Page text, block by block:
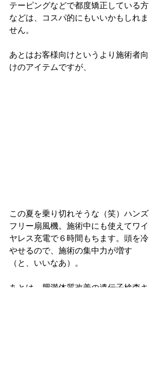
テーピングなどで都度矯正している方
などは、コスパ的にもいいかもしれま
せん。
あとはお客様向けというより施術者向
けのアイテムですが、
この夏を乗り切れそうな（笑）ハンズ
フリー扇風機。施術中にも使えてワイ
ヤレス充電で６時間もちます。頭を冷
やせるので、施術の集中力が増す
（と、いいなあ）。
あとは、肥満体質改善の遺伝子検査キ